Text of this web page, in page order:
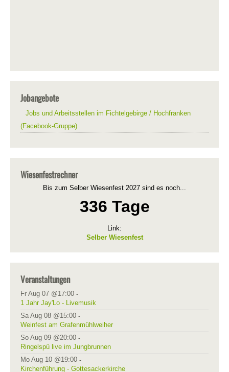
Jobangebote
Jobs und Arbeitsstellen im Fichtelgebirge / Hochfranken
(Facebook-Gruppe)
Wiesenfestrechner
Bis zum Selber Wiesenfest 2027 sind es noch...
336 Tage
Link:
Selber Wiesenfest
Veranstaltungen
Fr Aug 07 @17:00 -
1 Jahr Jay'Lo - Livemusik
Sa Aug 08 @15:00 -
Weinfest am Grafenmühlweiher
So Aug 09 @20:00 -
Ringelspü live im Jungbrunnen
Mo Aug 10 @19:00 -
Kirchenführung - Gottesackerkirche